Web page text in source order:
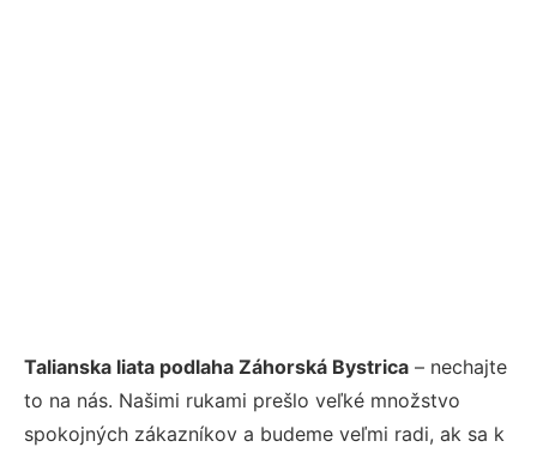
Talianska liata podlaha Záhorská Bystrica – nechajte
to na nás. Našimi rukami prešlo veľké množstvo
spokojných zákazníkov a budeme veľmi radi, ak sa k